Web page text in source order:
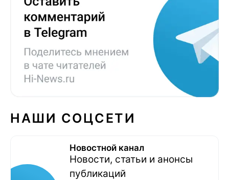
НАШИ СОЦСЕТИ
Новостной канал
Новости, статьи и анонсы
публикаций